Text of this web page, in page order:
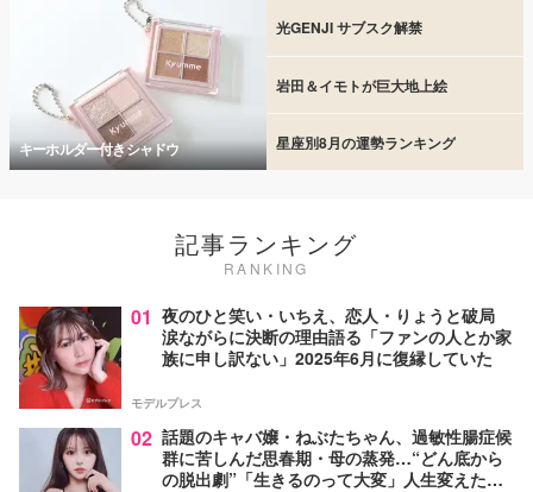
キーホルダー付きシャドウ
光GENJI サブスク解禁
岩田＆イモトが巨大地上絵
星座別8月の運勢ランキング
記事ランキング
RANKING
01 夜のひと笑い・いちえ、恋人・りょうと破局
涙ながらに決断の理由語る「ファンの人とか家
族に申し訳ない」2025年6月に復縁していた
モデルプレス
02 話題のキャバ嬢・ねぶたちゃん、過敏性腸症候
群に苦しんだ思春期・母の蒸発…“どん底から
の脱出劇”「生きるのって大変」人生変えた言